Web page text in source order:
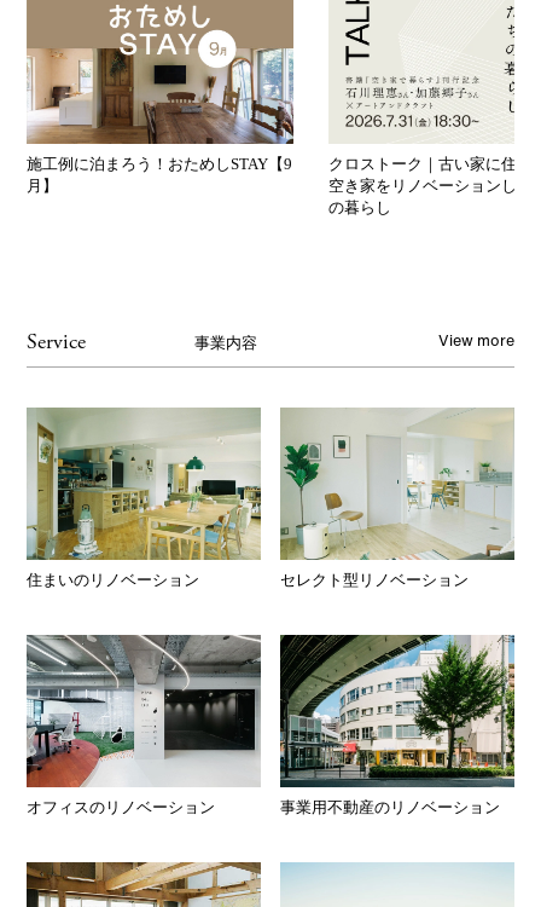
施工例に泊まろう！おためしSTAY【9
月】
クロストーク｜古い家に住み
空き家をリノベーションした
の暮らし
Service 事業内容 View more
住まいのリノベーション セレクト型リノベーション
オフィスのリノベーション 事業用不動産のリノベーション